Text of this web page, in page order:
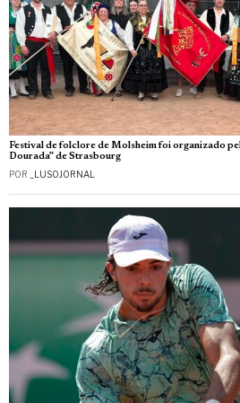
Festival de folclore de Molsheim foi organizado
Dourada” de Strasbourg
POR _LUSOJORNAL